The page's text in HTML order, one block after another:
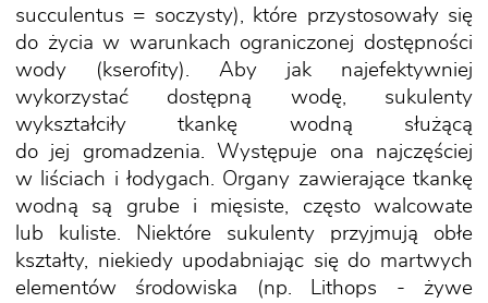
succulentus = soczysty), które przystosowały się
do życia w warunkach ograniczonej dostępności
wody (kserofity). Aby jak najefektywniej
wykorzystać dostępną wodę, sukulenty
wykształciły tkankę wodną służącą
do jej gromadzenia. Występuje ona najczęściej
w liściach i łodygach. Organy zawierające tkankę
wodną są grube i mięsiste, często walcowate
lub kuliste. Niektóre sukulenty przyjmują obłe
kształty, niekiedy upodabniając się do martwych
elementów środowiska (np. Lithops - żywe